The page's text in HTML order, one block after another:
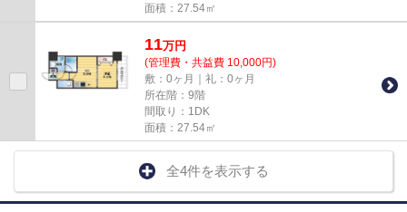
面積：27.54㎡
11万円
(管理費・共益費 10,000円)
敷：0ヶ月｜礼：0ヶ月
所在階：9階
間取り：1DK
面積：27.54㎡
全4件を表示する